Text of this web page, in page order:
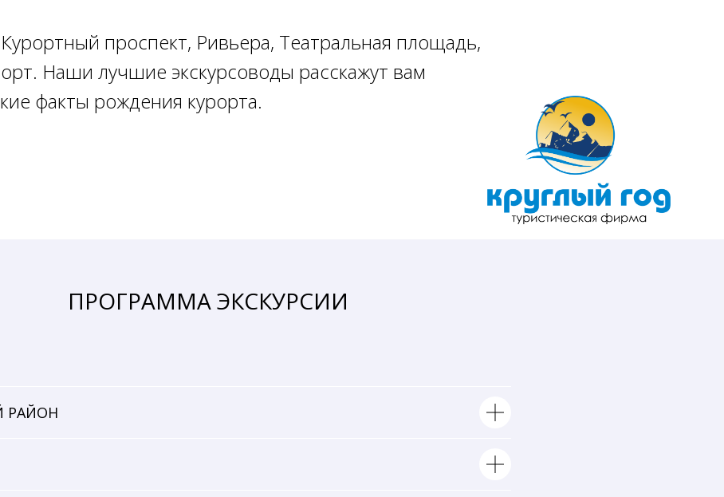
проспект, Ривьера, Театральная площадь,
Наши лучшие экскурсоводы расскажут вам
факты рождения курорта.
ПРОГРАММА ЭКСКУРСИИ
РАЙОН